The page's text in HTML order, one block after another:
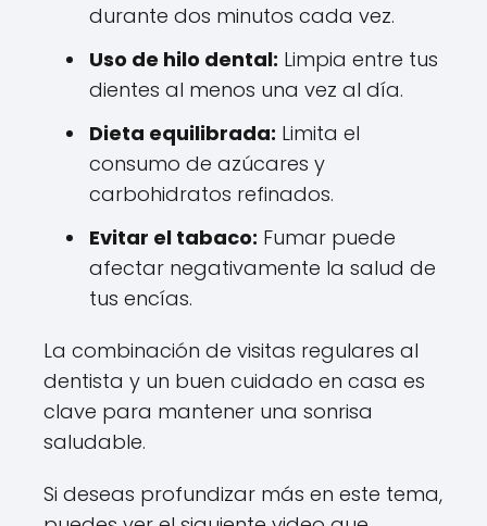
durante dos minutos cada vez.
Uso de hilo dental: Limpia entre tus
dientes al menos una vez al día.
Dieta equilibrada: Limita el
consumo de azúcares y
carbohidratos refinados.
Evitar el tabaco: Fumar puede
afectar negativamente la salud de
tus encías.
La combinación de visitas regulares al
dentista y un buen cuidado en casa es
clave para mantener una sonrisa
saludable.
Si deseas profundizar más en este tema,